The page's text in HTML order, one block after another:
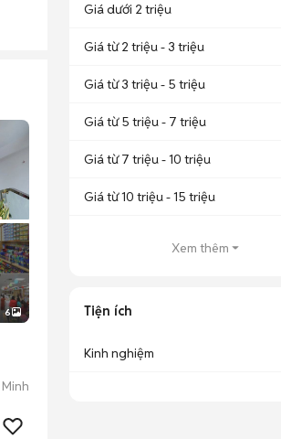
6
Giá dưới 2 triệu
Giá từ 2 triệu - 3 triệu
Giá từ 3 triệu - 5 triệu
Giá từ 5 triệu - 7 triệu
Giá từ 7 triệu - 10 triệu
Giá từ 10 triệu - 15 triệu
Xem thêm
Tiện ích
Kinh nghiệm